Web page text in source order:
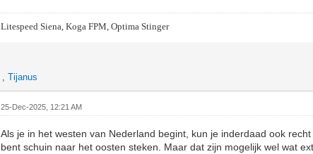
Litespeed Siena, Koga FPM, Optima Stinger
,Tijanus
25-Dec-2025, 12:21 AM
Als je in het westen van Nederland begint, kun je inderdaad ook
bent schuin naar het oosten steken. Maar dat zijn mogelijk wel wat